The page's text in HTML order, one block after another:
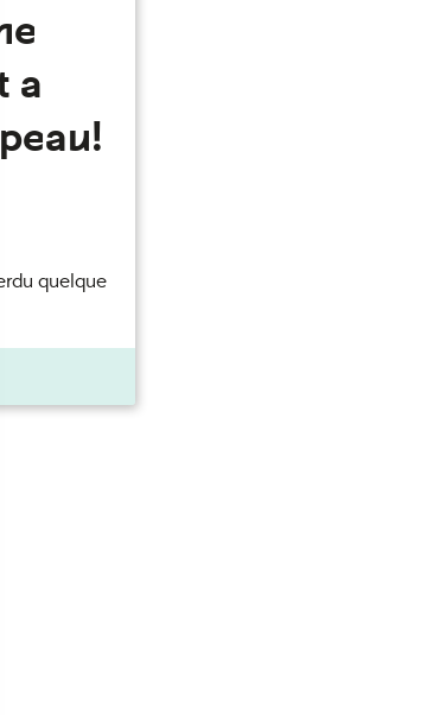
a
quelque